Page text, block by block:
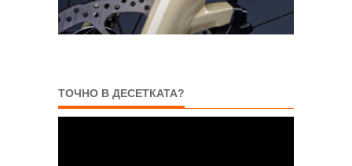
ТОЧНО В ДЕСЕТКАТА?